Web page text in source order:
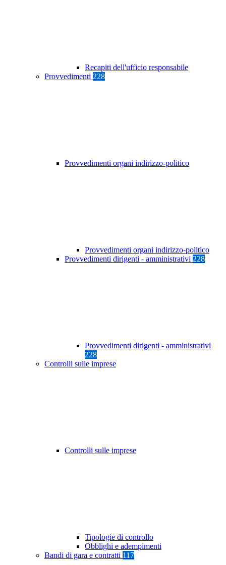
Recapiti dell'ufficio responsabile
Provvedimenti 228
Provvedimenti organi indirizzo-politico
Provvedimenti organi indirizzo-politico
Provvedimenti dirigenti - amministrativi 228
Provvedimenti dirigenti - amministrativi
228
Controlli sulle imprese
Controlli sulle imprese
Tipologie di controllo
Obblighi e adempimenti
Bandi di gara e contratti 117